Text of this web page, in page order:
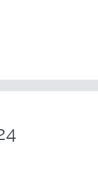
élevé
police